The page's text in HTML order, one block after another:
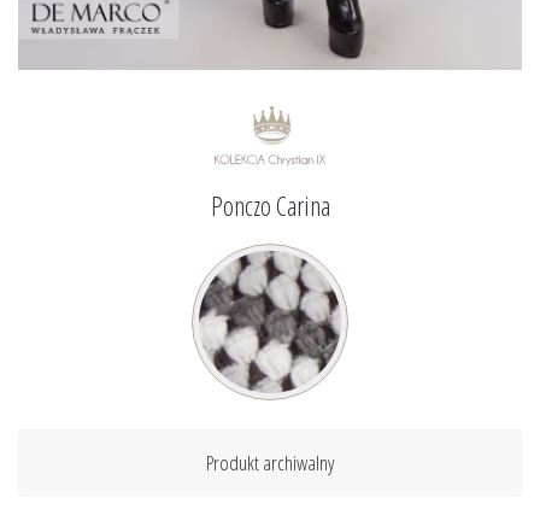
Ponczo Carina
Produkt archiwalny